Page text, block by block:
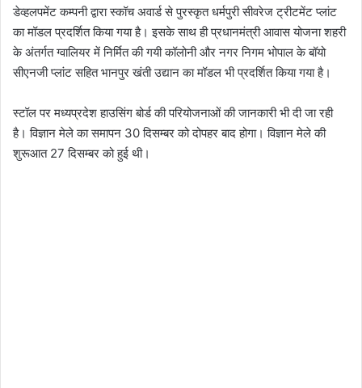
डेव्हलपमेंट कम्पनी द्वारा स्कॉच अवार्ड से पुरस्कृत धर्मपुरी सीवरेज ट्रीटमेंट प्लांट
का मॉडल प्रदर्शित किया गया है। इसके साथ ही प्रधानमंत्री आवास योजना शहरी
के अंतर्गत ग्वालियर में निर्मित की गयी कॉलोनी और नगर निगम भोपाल के बॉयो
सीएनजी प्लांट सहित भानपुर खंती उद्यान का मॉडल भी प्रदर्शित किया गया है।
स्टॉल पर मध्यप्रदेश हाउसिंग बोर्ड की परियोजनाओं की जानकारी भी दी जा रही
है। विज्ञान मेले का समापन 30 दिसम्बर को दोपहर बाद होगा। विज्ञान मेले की
शुरूआत 27 दिसम्बर को हुई थी।